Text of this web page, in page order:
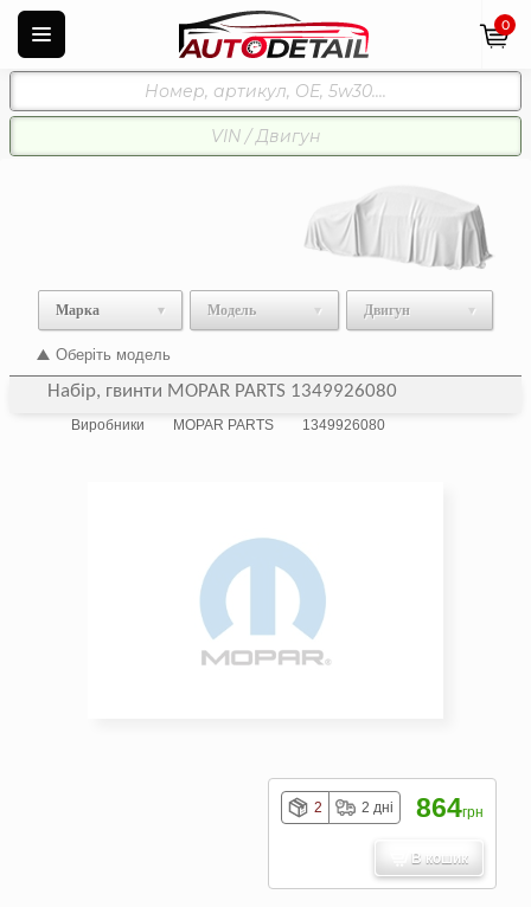
0
Марка Модель Двигун
Оберіть модель
Набір, гвинти MOPAR PARTS 1349926080
Виробники MOPAR PARTS 1349926080
2 2 дні 864грн
В кошик